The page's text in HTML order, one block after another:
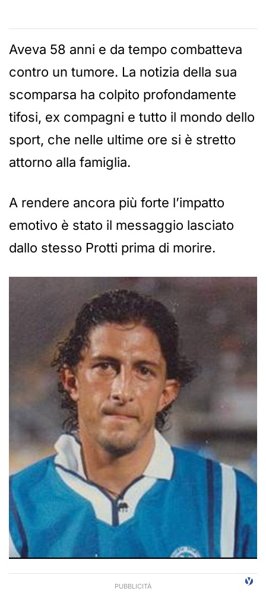
Aveva 58 anni e da tempo combatteva
contro un tumore. La notizia della sua
scomparsa ha colpito profondamente
tifosi, ex compagni e tutto il mondo dello
sport, che nelle ultime ore si è stretto
attorno alla famiglia.
A rendere ancora più forte l’impatto
emotivo è stato il messaggio lasciato
dallo stesso Protti prima di morire.